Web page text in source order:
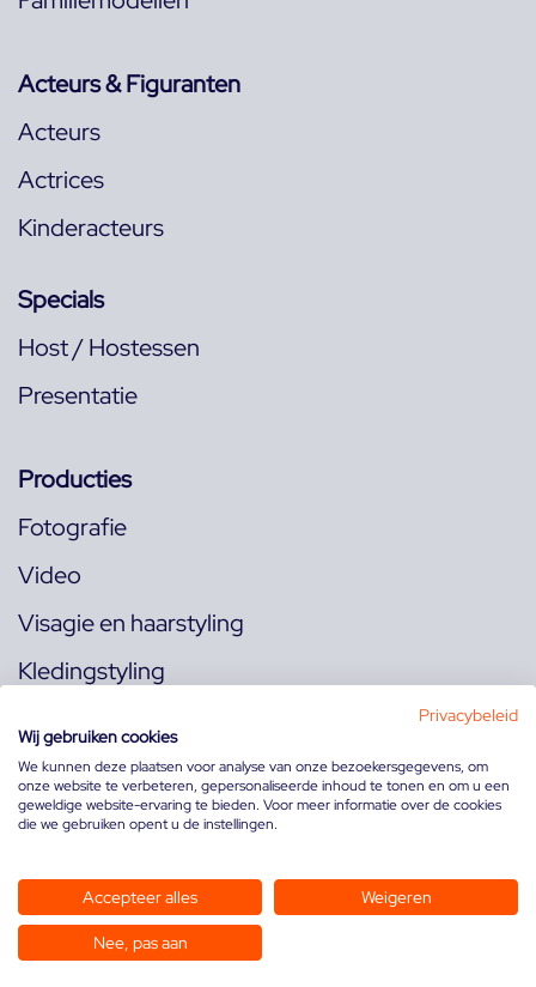
Acteurs & Figuranten
Acteurs
Actrices
Kinderacteurs
Specials
Host / Hostessen
Presentatie
Producties
Fotografie
Video
Visagie en haarstyling
Kledingstyling
Volg ons op:
Privacybeleid
Wij gebruiken cookies
We kunnen deze plaatsen voor analyse van onze bezoekersgegevens, om
onze website te verbeteren, gepersonaliseerde inhoud te tonen en om u een
geweldige website-ervaring te bieden. Voor meer informatie over de cookies
die we gebruiken opent u de instellingen.
Accepteer alles Weigeren
Nee, pas aan